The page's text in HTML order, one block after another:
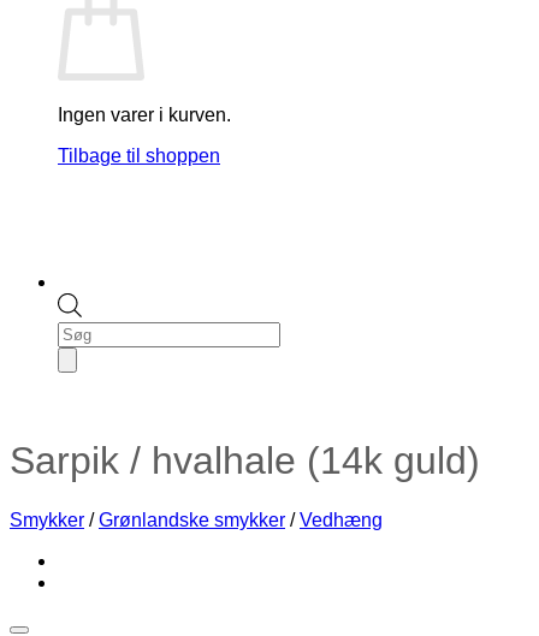
Ingen varer i kurven.
Tilbage til shoppen
Products
search
Sarpik / hvalhale (14k guld)
Smykker / Grønlandske smykker / Vedhæng